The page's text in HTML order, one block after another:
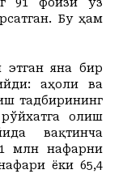
91 фоизи ўз
Бу ҳам
этган яна бир
аҳоли ва
тадбирининг
олиш
вақтинча
млн нафарни
ёки 65,4